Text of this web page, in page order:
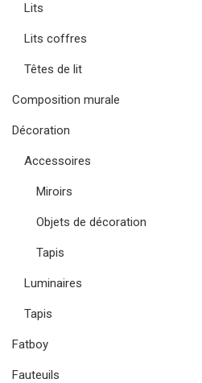
Lits
Lits coffres
Têtes de lit
Composition murale
Décoration
Accessoires
Miroirs
Objets de décoration
Tapis
Luminaires
Tapis
Fatboy
Fauteuils